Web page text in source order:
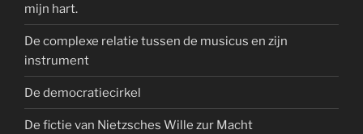
mijn hart.
De complexe relatie tussen de musicus en zijn
instrument
De democratiecirkel
De fictie van Nietzsches Wille zur Macht